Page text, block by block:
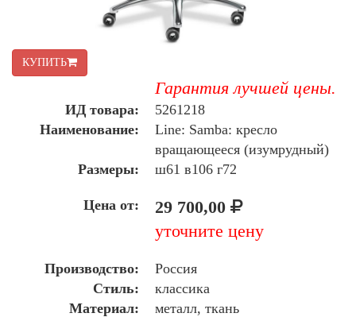
КУПИТЬ
Гарантия лучшей цены.
ИД товара:
5261218
Наименование:
Line: Samba: кресло
вращающееся (изумрудный)
Размеры:
ш61 в106 г72
Цена от:
29 700,00
уточните цену
Производство:
Россия
Стиль:
классика
Материал:
металл, ткань